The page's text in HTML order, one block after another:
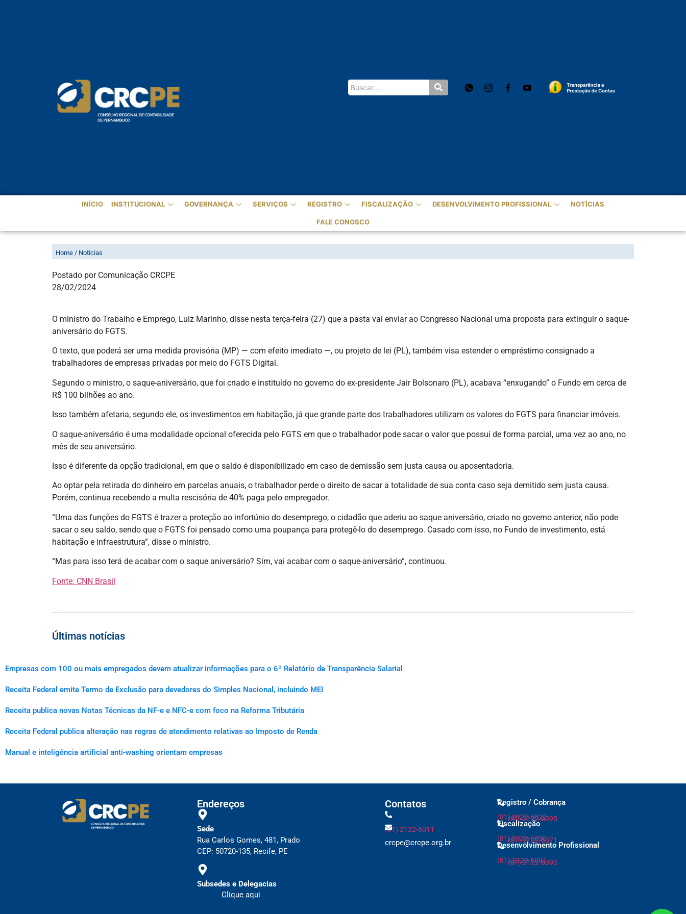
INÍCIO INSTITUCIONAL GOVERNANÇA SERVIÇOS REGISTRO FISCALIZAÇÃO DESENVOLVIMENTO PROFISSIONAL NOTÍCIAS
FALE CONOSCO
GOVERNO VAI ENVIAR AO CONGRESSO PROPOSTA PARA EXTINGUIR SAQUE-ANIVERSÁRIO DO FGTS, DIZ MINISTRO DO TRABALHO
Home / Notícias
Postado por Comunicação CRCPE
28/02/2024
O ministro do Trabalho e Emprego, Luiz Marinho, disse nesta terça-feira (27) que a pasta vai enviar ao Congresso Nacional uma proposta para extinguir o saque-
aniversário do FGTS.
O texto, que poderá ser uma medida provisória (MP) — com efeito imediato —, ou projeto de lei (PL), também visa estender o empréstimo consignado a
trabalhadores de empresas privadas por meio do FGTS Digital.
Segundo o ministro, o saque-aniversário, que foi criado e instituído no governo do ex-presidente Jair Bolsonaro (PL), acabava “enxugando” o Fundo em cerca de
R$ 100 bilhões ao ano.
Isso também afetaria, segundo ele, os investimentos em habitação, já que grande parte dos trabalhadores utilizam os valores do FGTS para financiar imóveis.
O saque-aniversário é uma modalidade opcional oferecida pelo FGTS em que o trabalhador pode sacar o valor que possui de forma parcial, uma vez ao ano, no
mês de seu aniversário.
Isso é diferente da opção tradicional, em que o saldo é disponibilizado em caso de demissão sem justa causa ou aposentadoria.
Ao optar pela retirada do dinheiro em parcelas anuais, o trabalhador perde o direito de sacar a totalidade de sua conta caso seja demitido sem justa causa.
Porém, continua recebendo a multa rescisória de 40% paga pelo empregador.
“Uma das funções do FGTS é trazer a proteção ao infortúnio do desemprego, o cidadão que aderiu ao saque aniversário, criado no governo anterior, não pode
sacar o seu saldo, sendo que o FGTS foi pensado como uma poupança para protegê-lo do desemprego. Casado com isso, no Fundo de investimento, está
habitação e infraestrutura”, disse o ministro.
“Mas para isso terá de acabar com o saque aniversário? Sim, vai acabar com o saque-aniversário”, continuou.
Fonte: CNN Brasil
Últimas notícias
Empresas com 100 ou mais empregados devem atualizar informações para o 6º Relatório de Transparência Salarial
Receita Federal emite Termo de Exclusão para devedores do Simples Nacional, incluindo MEI
Receita publica novas Notas Técnicas da NF-e e NFC-e com foco na Reforma Tributária
Receita Federal publica alteração nas regras de atendimento relativas ao Imposto de Renda
Manual e inteligência artificial anti-washing orientam empresas
Endereços
Sede
Rua Carlos Gomes, 481, Prado
CEP: 50720-135, Recife, PE
Subsedes e Delegacias
Clique aqui
Contatos
(81) 2122-6011
crcpe@crcpe.org.br
Registro / Cobrança
(81) 2122-6022
(81) 2122-6095
Fiscalização
(81) 2122-6030
(81) 2122-6071
Desenvolvimento Profissional
(81) 2122-6091
(81) 2122-6092